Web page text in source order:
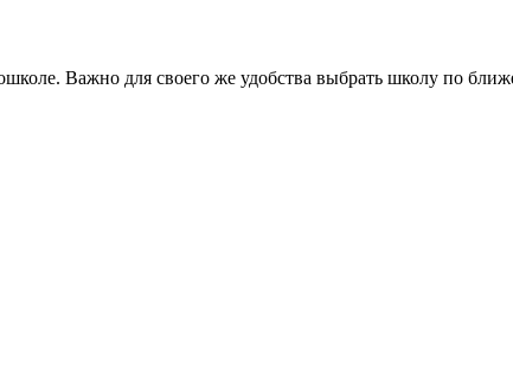
Важно для своего же удобства выбрать школу по